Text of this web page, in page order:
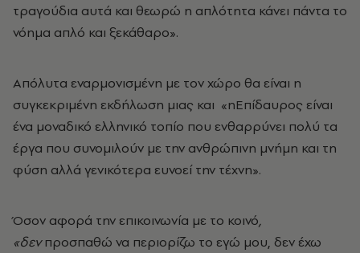
τραγούδια αυτά και θεωρώ η απλότητα κάνει πάντα το
νόημα απλό και ξεκάθαρο».
Απόλυτα εναρμονισμένη με τον χώρο θα είναι η
συγκεκριμένη εκδήλωση μιας και «ηΕπίδαυρος είναι
ένα μοναδικό ελληνικό τοπίο που ενθαρρύνει πολύ τα
έργα που συνομιλούν με την ανθρώπινη μνήμη και τη
φύση αλλά γενικότερα ευνοεί την τέχνη».
Όσον αφορά την επικοινωνία με το κοινό,
«δενπροσπαθώ να περιορίζω το εγώ μου, δεν έχω